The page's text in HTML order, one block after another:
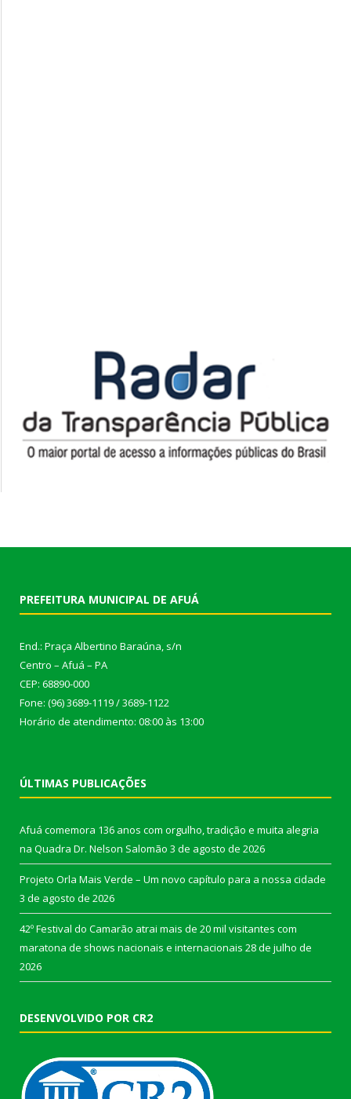
PREFEITURA MUNICIPAL DE AFUÁ
End.: Praça Albertino Baraúna, s/n
Centro – Afuá – PA
CEP: 68890-000
Fone: (96) 3689-1119 / 3689-1122
Horário de atendimento: 08:00 às 13:00
ÚLTIMAS PUBLICAÇÕES
Afuá comemora 136 anos com orgulho, tradição e muita alegria
na Quadra Dr. Nelson Salomão 3 de agosto de 2026
Projeto Orla Mais Verde – Um novo capítulo para a nossa cidade
3 de agosto de 2026
42º Festival do Camarão atrai mais de 20 mil visitantes com
maratona de shows nacionais e internacionais 28 de julho de
2026
DESENVOLVIDO POR CR2